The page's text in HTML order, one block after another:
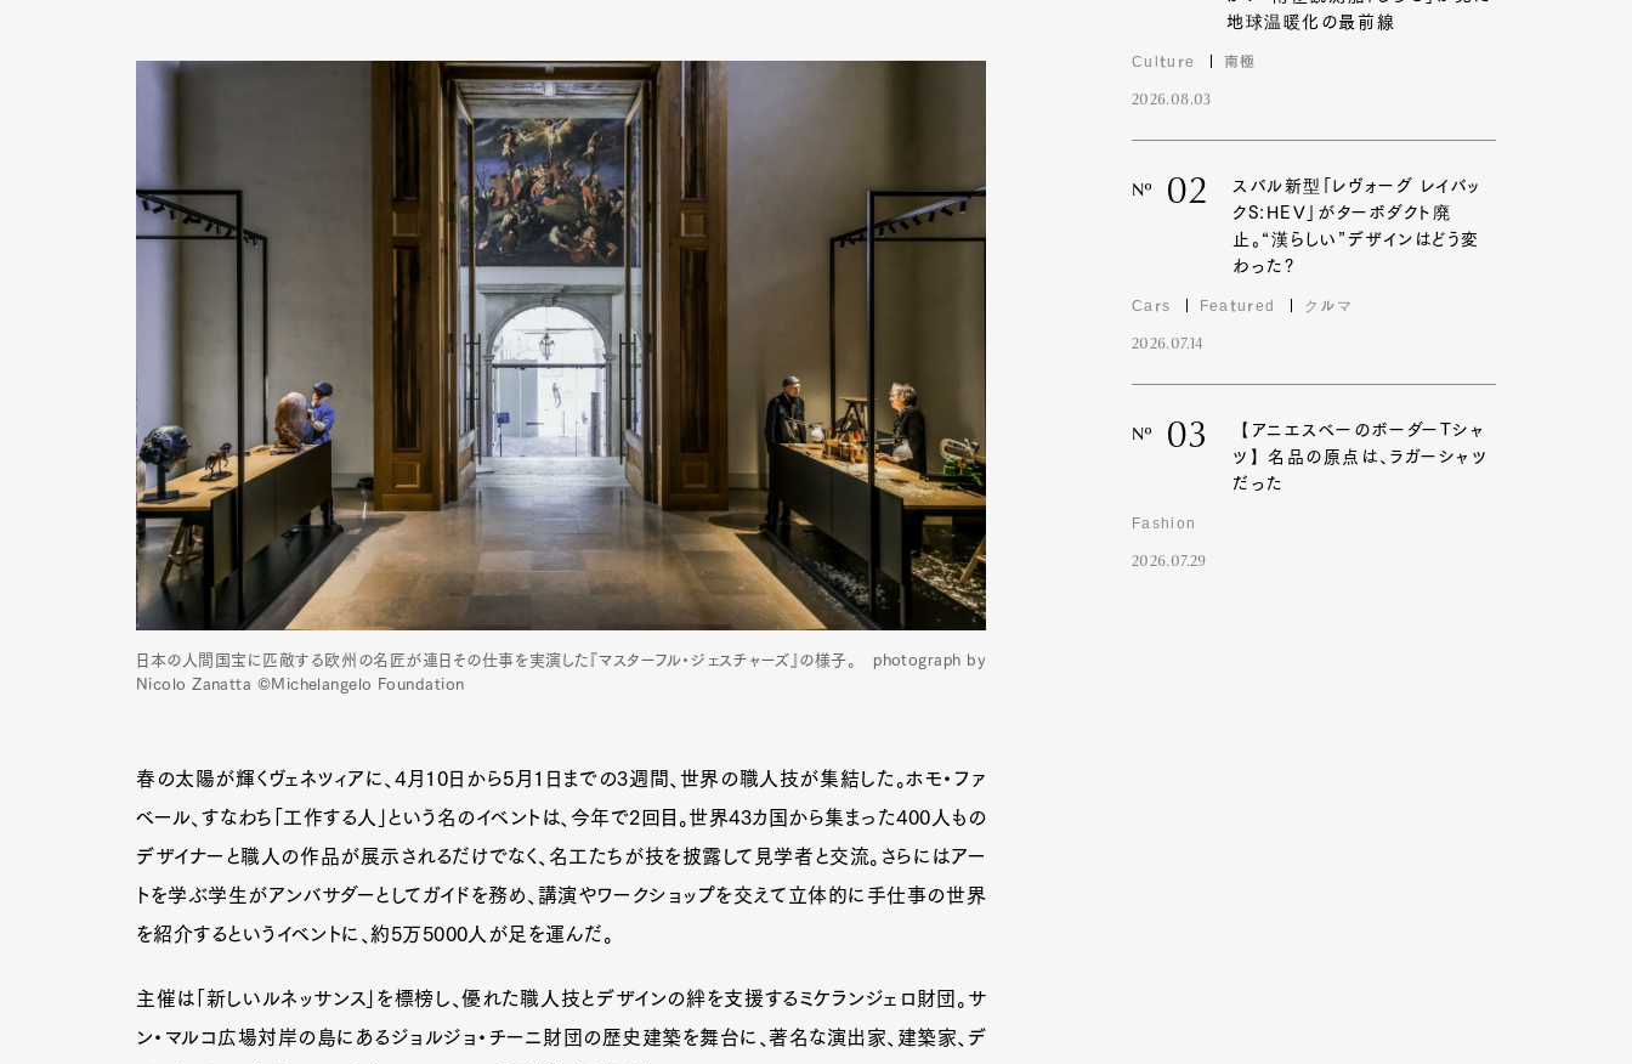
日本の人間国宝に匹敵する欧州の名匠が連日その仕事を実演した『マスターフル・ジェスチャーズ』の様子。 photograph by
Nicolo Zanatta ©Michelangelo Foundation
春の太陽が輝くヴェネツィアに、4月10日から5月1日までの3週間、世界の職人技が集結した。ホモ・ファ
ベール、すなわち「工作する人」という名のイベントは、今年で2回目。世界43カ国から集まった400人もの
デザイナーと職人の作品が展示されるだけでなく、名工たちが技を披露して見学者と交流。さらにはアー
トを学ぶ学生がアンバサダーとしてガイドを務め、講演やワークショップを交えて立体的に手仕事の世界
を紹介するというイベントに、約5万5000人が足を運んだ。
主催は「新しいルネッサンス」を標榜し、優れた職人技とデザインの絆を支援するミケランジェロ財団。サ
ン・マルコ広場対岸の島にあるジョルジョ・チーニ財団の歴史建築を舞台に、著名な演出家、建築家、デ
地球温暖化の最前線
Culture 南極
2026.08.03
Nº 02
スバル新型「レヴォーグ レイバッ
クS:HEV」がターボダクト廃
止。“漢らしい”デザインはどう変
わった?
Cars Featured クルマ
2026.07.14
Nº 03
【アニエスベーのボーダーTシャ
ツ】名品の原点は、ラガーシャツ
だった
Fashion
2026.07.29